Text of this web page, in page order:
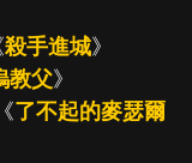
殺手進城》
教父》
了不起的麥瑟爾